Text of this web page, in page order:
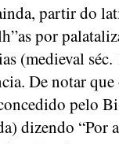
partir do
por
(medieval
De notar
pelo
dizendo “Por